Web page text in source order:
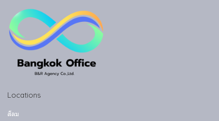
Locations
สีลม